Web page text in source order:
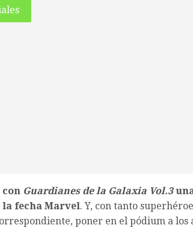
con Guardianes de la Galaxia Vol.3
fecha Marvel. Y, con tanto
poner en el pódium a los